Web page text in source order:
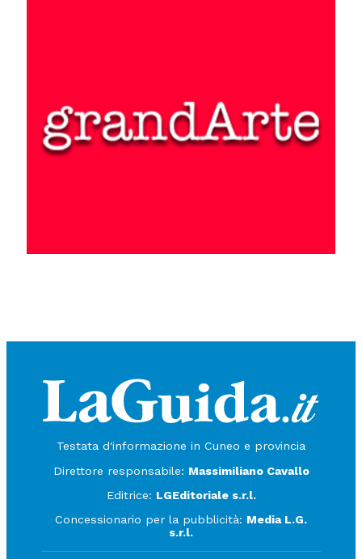
Testata d'informazione in Cuneo e provincia
Direttore responsabile: Massimiliano Cavallo
Editrice: LGEditoriale s.r.l.
Concessionario per la pubblicità: Media L.G.
s.r.l.